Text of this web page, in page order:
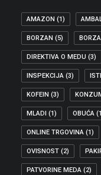
AMAZON (1)
BORZAN (5)
DIREKTIVA O MEDU (3)
INSPEKCIJA (3)
KOFEIN (3)
MLADI (1) OBUĆA
ONLINE TRGOVINA (1)
OVISNOST (2)
PATVORINE MEDA (2)